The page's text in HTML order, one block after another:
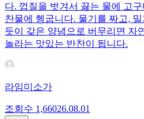
다. 껍질을 벗겨서 끓는 물에 고
찬물에 헹굽니다. 물기를 짜고,
듯이 갖은 양념으로 버무리면 자
놀라는 맛있는 반찬이 됩니다.
라임미소가
조회수 1,66026.08.01